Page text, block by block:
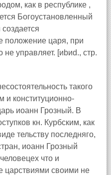
как в республике ,
Богоустановленный
положение царя, при
не управляет. [иbиd., стр.
такого
и конституционно-
иоанн Грозный. В
кн. Курбским, как
тельству последняго,
иоанн Грозный
что и
царствиями своими не